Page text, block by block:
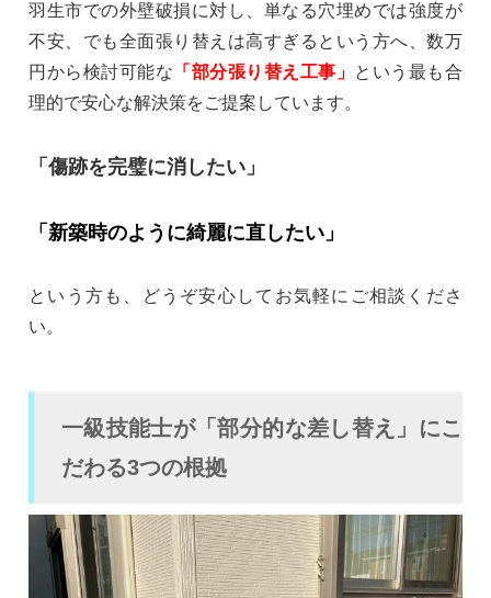
羽生市での外壁破損に対し、単なる穴埋めでは強度が
不安、でも全面張り替えは高すぎるという方へ、数万
円から検討可能な 「部分張り替え工事」 という最も合
理的で安心な解決策をご提案しています。
「傷跡を完璧に消したい」
「新築時のように綺麗に直したい」
という方も、どうぞ安心してお気軽にご相談くださ
い。
一級技能士が「部分的な差し替え」にこ
だわる3つの根拠